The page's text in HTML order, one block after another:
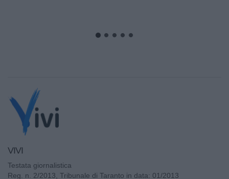
VIVI
Testata giornalistica
Reg. n. 2/2013, Tribunale di Taranto in data: 01/2013